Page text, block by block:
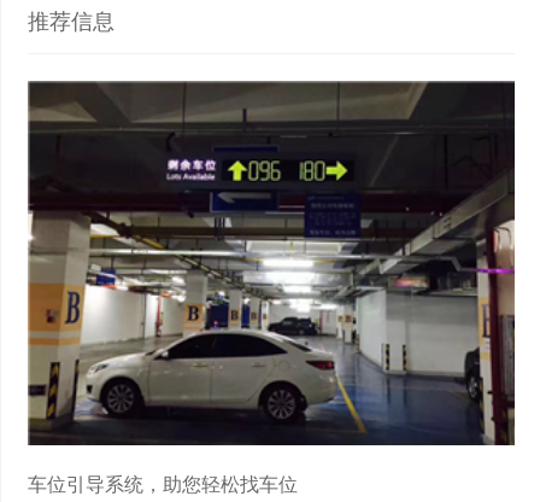
推荐信息
车位引导系统，助您轻松找车位